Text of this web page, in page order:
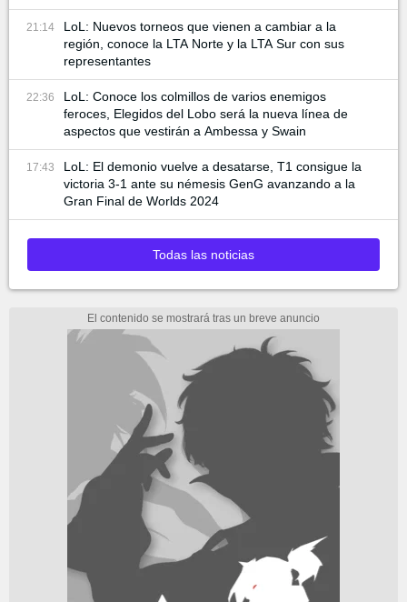
21:14
LoL: Nuevos torneos que vienen a cambiar a la
región, conoce la LTA Norte y la LTA Sur con sus
representantes
22:36
LoL: Conoce los colmillos de varios enemigos
feroces, Elegidos del Lobo será la nueva línea de
aspectos que vestirán a Ambessa y Swain
17:43
LoL: El demonio vuelve a desatarse, T1 consigue la
victoria 3-1 ante su némesis GenG avanzando a la
Gran Final de Worlds 2024
Todas las noticias